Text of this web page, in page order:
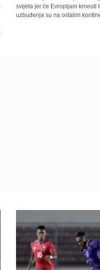
svijeta jer će Evropljani krneuti
uzbuđenja su na ostalim